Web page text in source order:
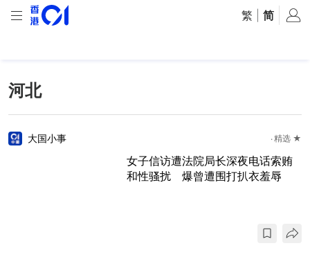
繁 简
河北
大国小事 精选 ★
女子信访遭法院局长深夜电话索贿
和性骚扰 爆曾遭围打扒衣羞辱